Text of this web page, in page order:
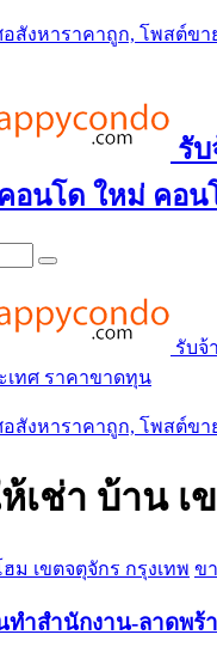
อสังหาราคาถูก, โพสต์ข
รั
อนโด ใหม่ คอ
รับจ้
เทศ ราคาขาดทุน
อสังหาราคาถูก, โพสต์ข
เช่า บ้าน เ
ม เขตจตุจักร กรุงเทพ ข
ำสำนักงาน-ลาดพร้